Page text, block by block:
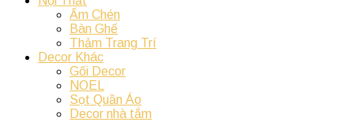
Ấm Chén
Bàn Ghế
Thảm Trang Trí
Decor Khác
Gối Decor
NOEL
Sọt Quần Áo
Decor nhà tắm